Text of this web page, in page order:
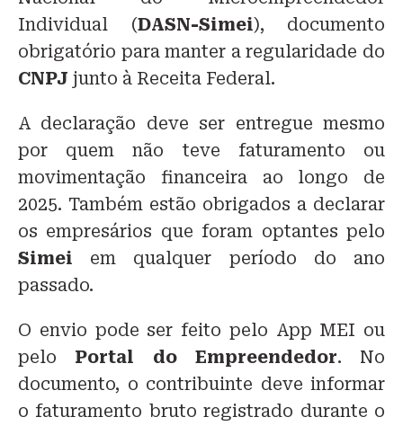
Individual (DASN-Simei), documento
obrigatório para manter a regularidade do
CNPJ junto à Receita Federal.
A declaração deve ser entregue mesmo
por quem não teve faturamento ou
movimentação financeira ao longo de
2025. Também estão obrigados a declarar
os empresários que foram optantes pelo
Simei em qualquer período do ano
passado.
O envio pode ser feito pelo App MEI ou
pelo Portal do Empreendedor. No
documento, o contribuinte deve informar
o faturamento bruto registrado durante o